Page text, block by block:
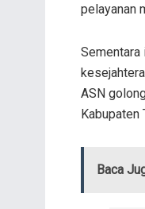
pelayanan
Sementara
ASN
Kabupaten
Baca